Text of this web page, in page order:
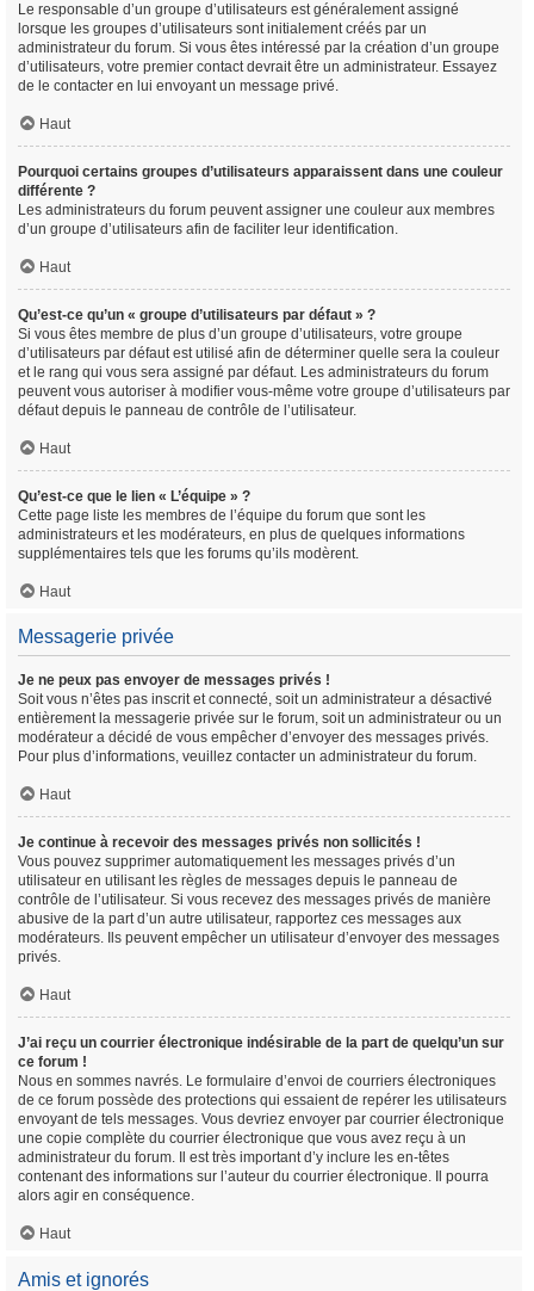
Le responsable d’un groupe d’utilisateurs est généralement assigné
lorsque les groupes d’utilisateurs sont initialement créés par un
administrateur du forum. Si vous êtes intéressé par la création d’un groupe
d’utilisateurs, votre premier contact devrait être un administrateur. Essayez
de le contacter en lui envoyant un message privé.
Haut
Pourquoi certains groupes d’utilisateurs apparaissent dans une couleur
différente ?
Les administrateurs du forum peuvent assigner une couleur aux membres
d’un groupe d’utilisateurs afin de faciliter leur identification.
Haut
Qu’est-ce qu’un « groupe d’utilisateurs par défaut » ?
Si vous êtes membre de plus d’un groupe d’utilisateurs, votre groupe
d’utilisateurs par défaut est utilisé afin de déterminer quelle sera la couleur
et le rang qui vous sera assigné par défaut. Les administrateurs du forum
peuvent vous autoriser à modifier vous-même votre groupe d’utilisateurs par
défaut depuis le panneau de contrôle de l’utilisateur.
Haut
Qu’est-ce que le lien « L’équipe » ?
Cette page liste les membres de l’équipe du forum que sont les
administrateurs et les modérateurs, en plus de quelques informations
supplémentaires tels que les forums qu’ils modèrent.
Haut
Messagerie privée
Je ne peux pas envoyer de messages privés !
Soit vous n’êtes pas inscrit et connecté, soit un administrateur a désactivé
entièrement la messagerie privée sur le forum, soit un administrateur ou un
modérateur a décidé de vous empêcher d’envoyer des messages privés.
Pour plus d’informations, veuillez contacter un administrateur du forum.
Haut
Je continue à recevoir des messages privés non sollicités !
Vous pouvez supprimer automatiquement les messages privés d’un
utilisateur en utilisant les règles de messages depuis le panneau de
contrôle de l’utilisateur. Si vous recevez des messages privés de manière
abusive de la part d’un autre utilisateur, rapportez ces messages aux
modérateurs. Ils peuvent empêcher un utilisateur d’envoyer des messages
privés.
Haut
J’ai reçu un courrier électronique indésirable de la part de quelqu’un sur
ce forum !
Nous en sommes navrés. Le formulaire d’envoi de courriers électroniques
de ce forum possède des protections qui essaient de repérer les utilisateurs
envoyant de tels messages. Vous devriez envoyer par courrier électronique
une copie complète du courrier électronique que vous avez reçu à un
administrateur du forum. Il est très important d’y inclure les en-têtes
contenant des informations sur l’auteur du courrier électronique. Il pourra
alors agir en conséquence.
Haut
Amis et ignorés